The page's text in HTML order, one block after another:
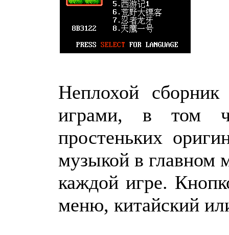
Неплохой
играми, в том
простеньких
музыкой в главном
каждой игре.
меню, китайский